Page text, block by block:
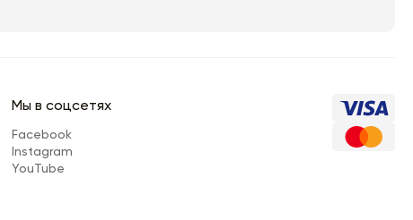
Мы в соцсетях
Facebook
Instagram
YouTube